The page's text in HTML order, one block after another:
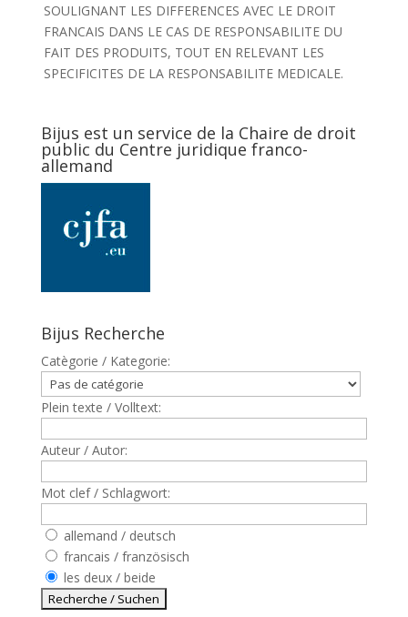
SOULIGNANT LES DIFFERENCES AVEC LE DROIT
FRANCAIS DANS LE CAS DE RESPONSABILITE DU
FAIT DES PRODUITS, TOUT EN RELEVANT LES
SPECIFICITES DE LA RESPONSABILITE MEDICALE.
Bijus est un service de la Chaire de droit
public du Centre juridique franco-
allemand
Bijus Recherche
Catègorie / Kategorie:
Plein texte / Volltext:
Auteur / Autor:
Mot clef / Schlagwort:
allemand / deutsch
francais / französisch
les deux / beide